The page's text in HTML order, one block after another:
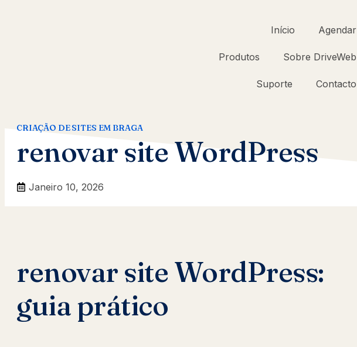
Início Agendar
Produtos Sobre DriveWeb
Suporte Contacto
CRIAÇÃO DE SITES EM BRAGA
renovar site WordPress
Janeiro 10, 2026
renovar site WordPress:
guia prático